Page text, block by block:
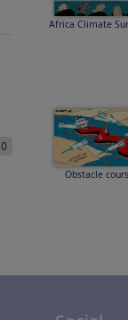
0
Africa Climate
Obstacle